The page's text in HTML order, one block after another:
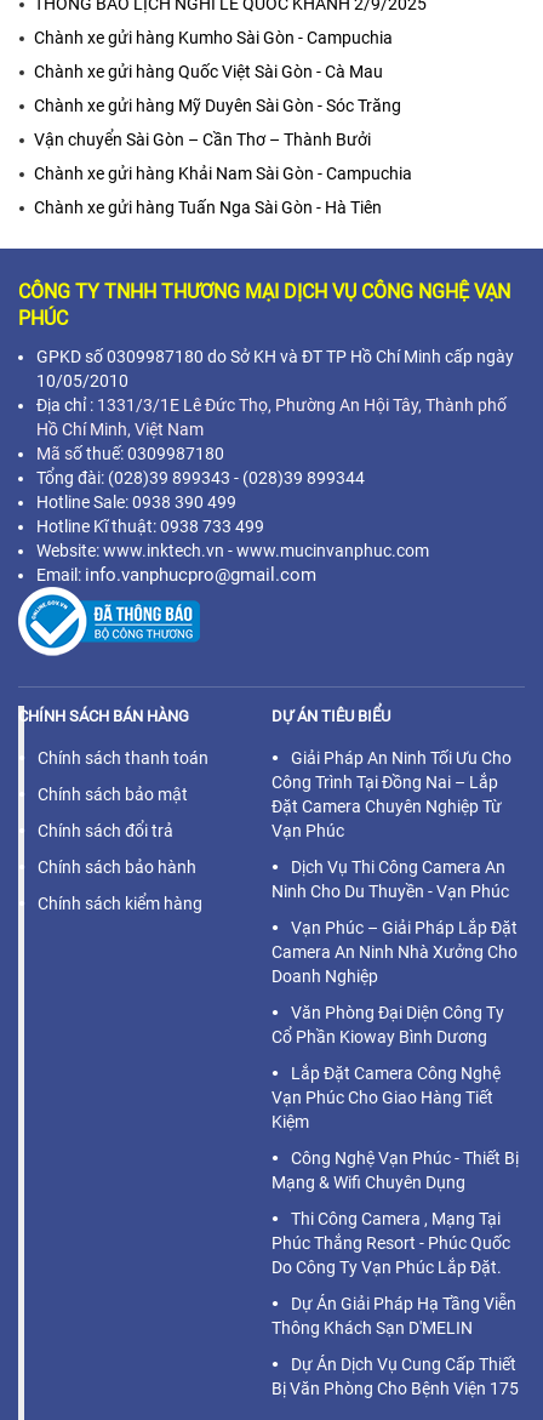
Chành xe gửi hàng Kumho Sài Gòn - Campuchia
Chành xe gửi hàng Quốc Việt Sài Gòn - Cà Mau
Chành xe gửi hàng Mỹ Duyên Sài Gòn - Sóc Trăng
Vận chuyển Sài Gòn – Cần Thơ – Thành Bưởi
Chành xe gửi hàng Khải Nam Sài Gòn - Campuchia
Chành xe gửi hàng Tuấn Nga Sài Gòn - Hà Tiên
CÔNG TY TNHH THƯƠNG MẠI DỊCH VỤ CÔNG NGHỆ VẠN
PHÚC
GPKD số 0309987180 do Sở KH và ĐT TP Hồ Chí Minh cấp ngày
10/05/2010
Địa chỉ : 1331/3/1E Lê Đức Thọ, Phường An Hội Tây, Thành phố
Hồ Chí Minh, Việt Nam
Mã số thuế: 0309987180
Tổng đài: (028)39 899343 - (028)39 899344
Hotline Sale: 0938 390 499
Hotline Kĩ thuật: 0938 733 499
Website: www.inktech.vn - www.mucinvanphuc.com
Email: info.vanphucpro@gmail.com
CHÍNH SÁCH BÁN HÀNG
Chính sách thanh toán
Chính sách bảo mật
Chính sách đổi trả
Chính sách bảo hành
Chính sách kiểm hàng
DỰ ÁN TIÊU BIỂU
Giải Pháp An Ninh Tối Ưu Cho
Công Trình Tại Đồng Nai – Lắp
Đặt Camera Chuyên Nghiệp Từ
Vạn Phúc
Dịch Vụ Thi Công Camera An
Ninh Cho Du Thuyền - Vạn Phúc
Vạn Phúc – Giải Pháp Lắp Đặt
Camera An Ninh Nhà Xưởng Cho
Doanh Nghiệp
Văn Phòng Đại Diện Công Ty
Cổ Phần Kioway Bình Dương
Lắp Đặt Camera Công Nghệ
Vạn Phúc Cho Giao Hàng Tiết
Kiệm
Công Nghệ Vạn Phúc - Thiết Bị
Mạng & Wifi Chuyên Dụng
Thi Công Camera , Mạng Tại
Phúc Thắng Resort - Phúc Quốc
Do Công Ty Vạn Phúc Lắp Đặt.
Dự Án Giải Pháp Hạ Tầng Viễn
Thông Khách Sạn D'MELIN
Dự Án Dịch Vụ Cung Cấp Thiết
Bị Văn Phòng Cho Bệnh Viện 175